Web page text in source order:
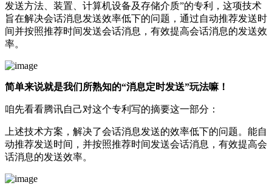
发送方法、装置、计算机设备及存储介质”的专利，这项技术
旨在解决会话消息发送效率低下的问题，通过自动推荐发送时
间并按照推荐时间发送会话消息，有效提高会话消息的发送效
率。
简单来说就是我们所熟知的“消息定时发送”玩法嘛！
咱先看看腾讯自己对这个专利写的摘要这一部分：
上述技术方案，解决了会话消息发送的效率低下的问题。能自
动推荐发送时间，并按照推荐时间发送会话消息，有效提高会
话消息的发送效率。